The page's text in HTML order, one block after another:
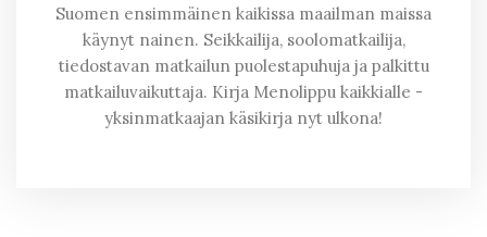
Suomen ensimmäinen kaikissa maailman maissa
käynyt nainen. Seikkailija, soolomatkailija,
tiedostavan matkailun puolestapuhuja ja palkittu
matkailuvaikuttaja. Kirja Menolippu kaikkialle -
yksinmatkaajan käsikirja nyt ulkona!